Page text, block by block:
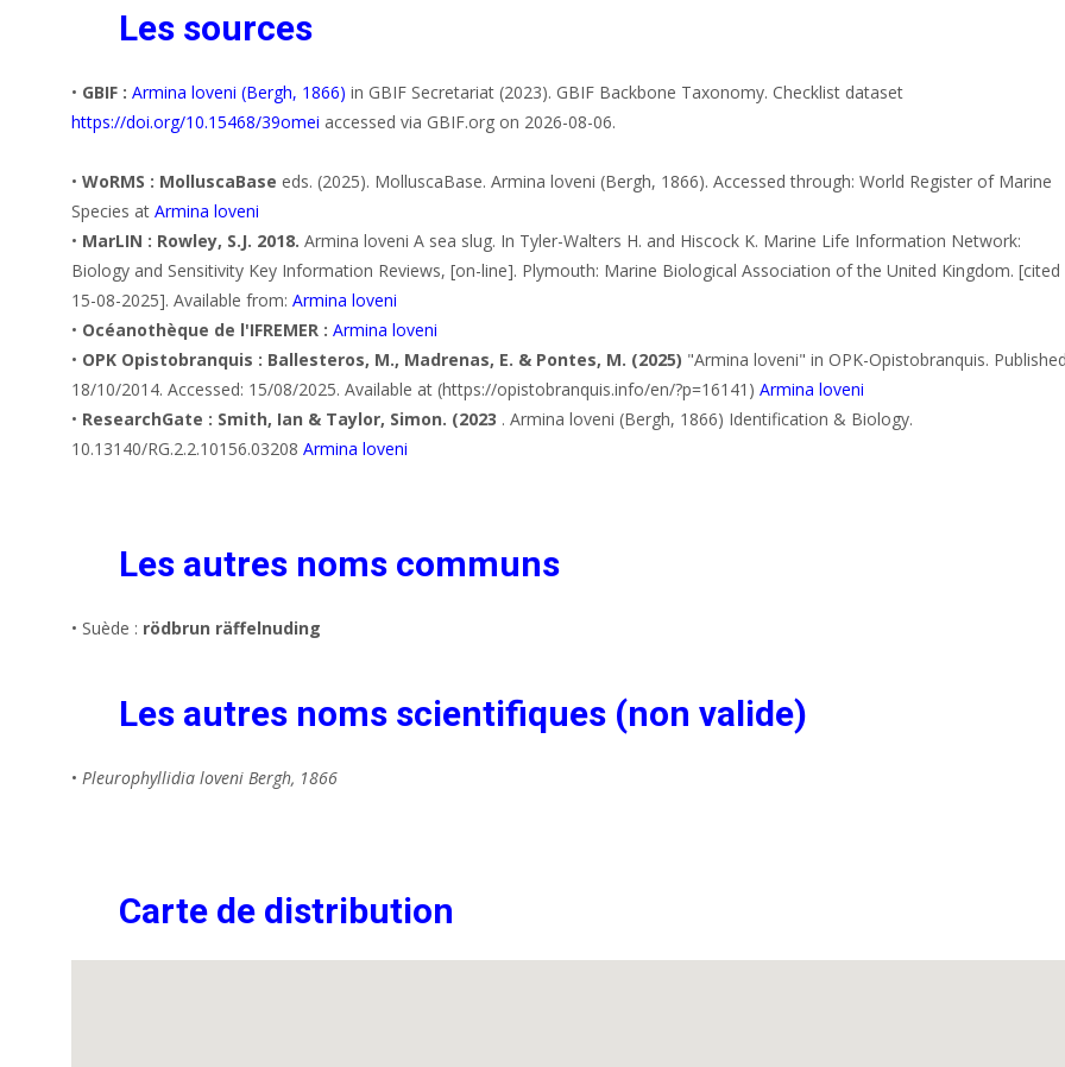
Les sources
• GBIF : Armina loveni (Bergh, 1866) in GBIF Secretariat (2023). GBIF Backbone Taxonomy. Checklist dataset
https://doi.org/10.15468/39omei accessed via GBIF.org on 2026-08-06.
• WoRMS : MolluscaBase eds. (2025). MolluscaBase. Armina loveni (Bergh, 1866). Accessed through: World Register of Marine
Species at Armina loveni
• MarLIN : Rowley, S.J. 2018. Armina loveni A sea slug. In Tyler-Walters H. and Hiscock K. Marine Life Information Network:
Biology and Sensitivity Key Information Reviews, [on-line]. Plymouth: Marine Biological Association of the United Kingdom. [cited
15-08-2025]. Available from: Armina loveni
• Océanothèque de l'IFREMER : Armina loveni
• OPK Opistobranquis : Ballesteros, M., Madrenas, E. & Pontes, M. (2025) "Armina loveni" in OPK-Opistobranquis.
18/10/2014. Accessed: 15/08/2025. Available at (https://opistobranquis.info/en/?p=16141) Armina loveni
• ResearchGate : Smith, Ian & Taylor, Simon. (2023 . Armina loveni (Bergh, 1866) Identification & Biology.
10.13140/RG.2.2.10156.03208 Armina loveni
Les autres noms communs
• Suède : rödbrun räffelnuding
Les autres noms scientifiques (non valide)
• Pleurophyllidia loveni Bergh, 1866
Carte de distribution